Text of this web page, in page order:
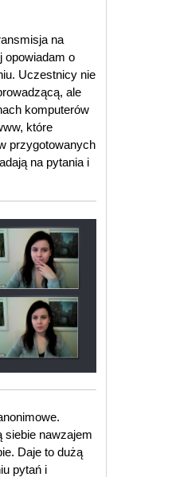
na
opowiadam o
Uczestnicy nie
ale
komputerów
które
przygotowanych
na pytania i
siebie nawzajem
Daje to dużą
pytań i